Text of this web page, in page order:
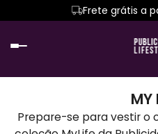
Frete grátis a
MY
Prepare-se para vestir o